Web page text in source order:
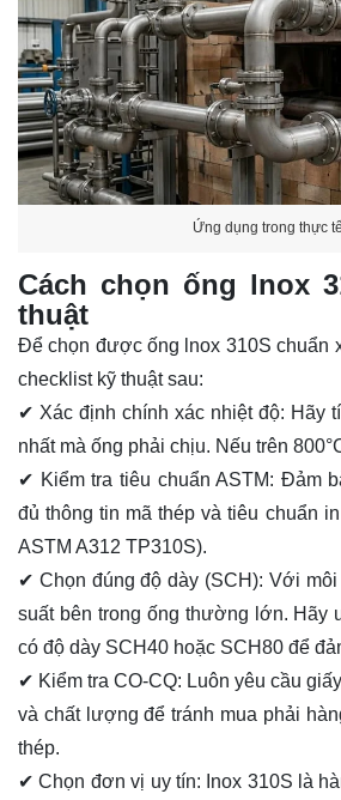
Ứng dụng trong thực tế
Cách chọn ống lnox
thuật
Để chọn được ống lnox 310S chuẩn
checklist kỹ thuật sau:
✔ Xác định chính xác nhiệt độ: Hãy
nhất mà ống phải chịu. Nếu trên
✔ Kiểm tra tiêu chuẩn ASTM: Đảm
đủ thông tin mã thép và tiêu chuẩn
ASTM A312 TP310S).
✔ Chọn đúng độ dày (SCH): Với
suất bên trong ống thường lớn. Hãy
có độ dày SCH40 hoặc SCH80 để
✔ Kiểm tra CO-CQ: Luôn yêu cầu
và chất lượng để tránh mua phải
thép.
✔ Chọn đơn vị uy tín: Inox 310S là